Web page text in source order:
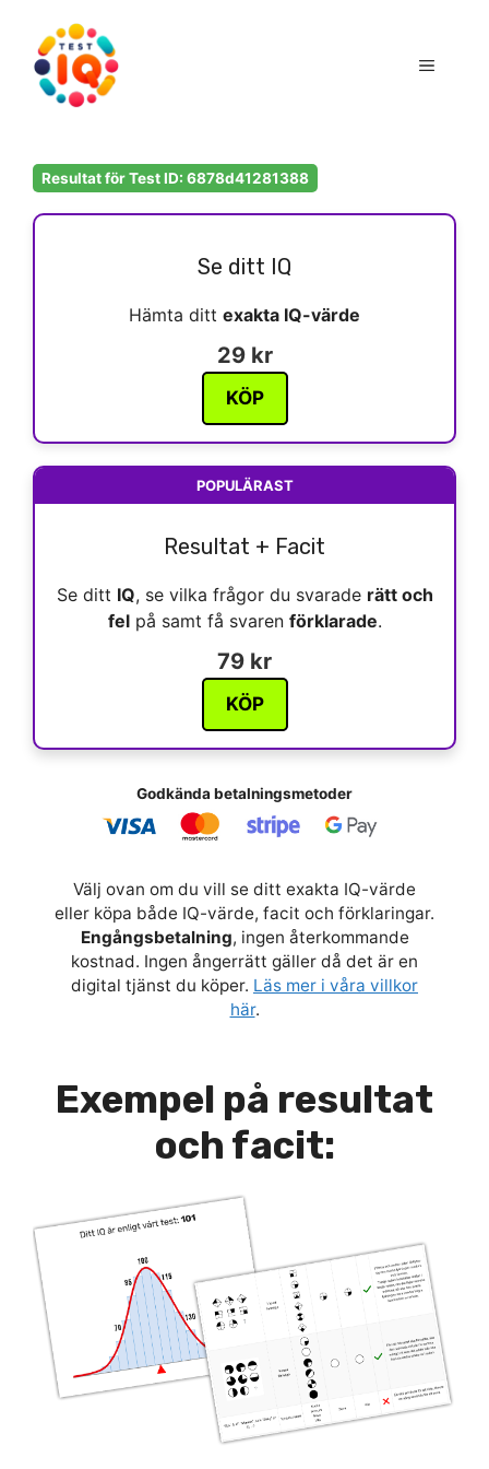
innehåll
Meny
Resultat för Test ID: 6878d41281388
Se ditt IQ
Hämta ditt exakta IQ-värde
29 kr
KÖP
POPULÄRAST
Resultat + Facit
Se ditt IQ, se vilka frågor du svarade rätt och
felpå samt få svaren förklarade.
79 kr
KÖP
Godkända betalningsmetoder
Välj ovan om du vill se ditt exakta IQ-värde
eller köpa både IQ-värde, facit och förklaringar.
Engångsbetalning, ingen återkommande
kostnad. Ingen ångerrätt gäller då det är en
digital tjänst du köper. Läs mer i våra villkor
här.
Exempel på resultat
och facit: